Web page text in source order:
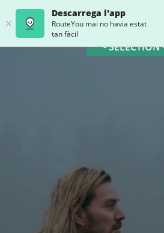
Descarrega l'app
RouteYou mai no havia estat
tan fàcil
- SELECTION